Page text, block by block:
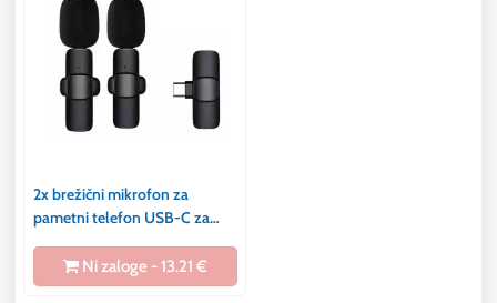
2x brežični mikrofon za
pametni telefon USB-C za
YouTube črnNi zaloge - 13.21 €